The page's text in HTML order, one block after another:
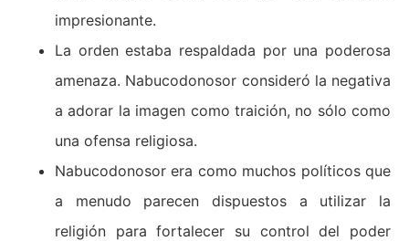
impresionante.
La orden estaba respaldada por una poderosa
amenaza. Nabucodonosor consideró la negativa
a adorar la imagen como traición, no sólo como
una ofensa religiosa.
Nabucodonosor era como muchos políticos que
a menudo parecen dispuestos a utilizar la
religión para fortalecer su control del poder